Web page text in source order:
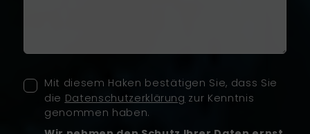
Mit diesem Haken bestätigen Sie, dass Sie
die Datenschutzerklärung zur Kenntnis
genommen haben.